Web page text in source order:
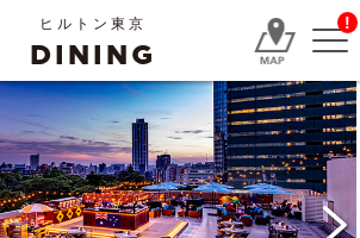
ヒルトン東京
DINING
!